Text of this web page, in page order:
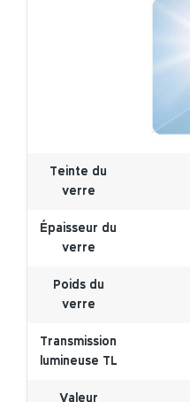
Teinte du
verre
Épaisseur du
verre
Poids du
verre
Transmission
lumineuse TL
Valeur